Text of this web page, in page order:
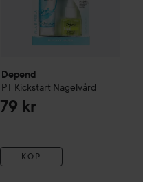
Depend
PT Kickstart Nagelvård
79 kr
KÖP